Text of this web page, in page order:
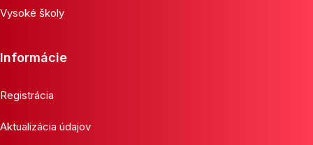
Vysoké školy
Informácie
Registrácia
Aktualizácia údajov